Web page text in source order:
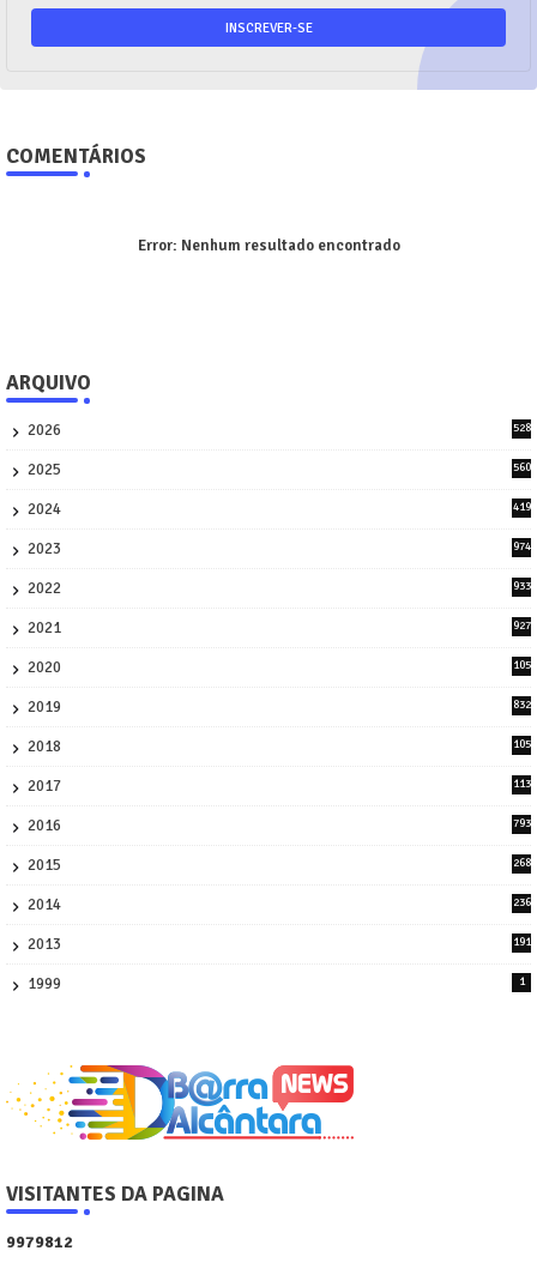
COMENTÁRIOS
Error: Nenhum resultado encontrado
ARQUIVO
2026
528
2025
560
2024
419
2023
974
2022
933
2021
927
2020
105
2019
832
2018
105
2017
113
2016
793
2015
268
2014
236
2013
191
1999 1
VISITANTES DA PAGINA
9979812